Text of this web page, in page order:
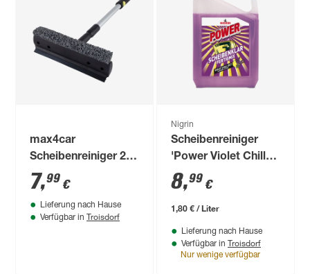
max4car
Scheibenreiniger 2-
seitig Gr. XL
7,99 €
Lieferung nach Hause
Verfügbar in Troisdorf
Nigrin
Scheibenreiniger
'Power Violet Chill
Out' Lavendel-Zitrus
5 l
8,99 €
1,80 € / Liter
Lieferung nach Hause
Verfügbar in Troisdorf
Nur wenige verfügbar